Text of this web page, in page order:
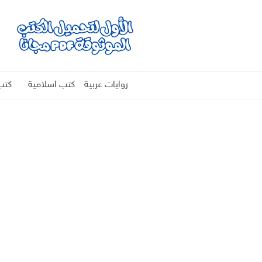
روايات عربية كتب اسلامية